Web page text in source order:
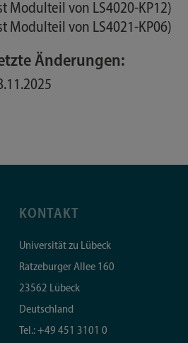
Modulteil von LS4020-KP12)
Modulteil von LS4021-KP06)
Änderungen:
KONTAKT
Universität zu Lübeck
Ratzeburger Allee 160
23562 Lübeck
Deutschland
Tel.:+49 451 3101 0